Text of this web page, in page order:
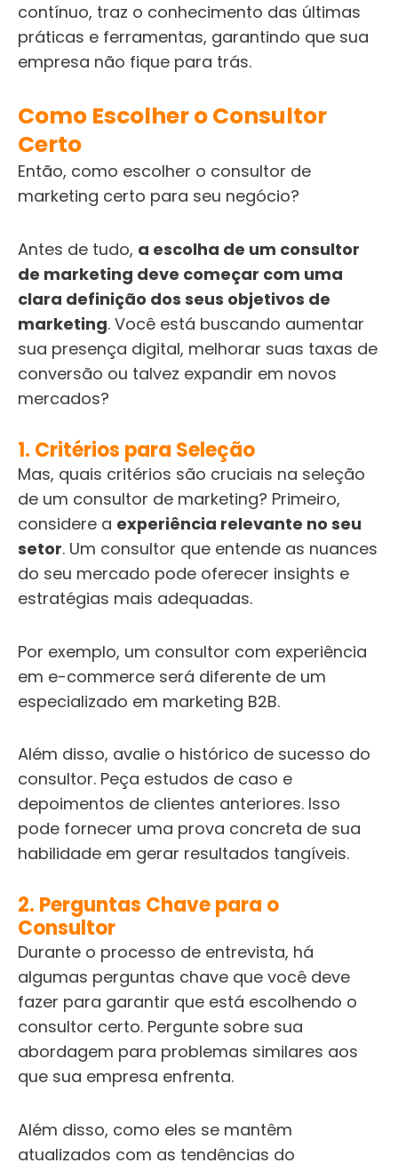
contínuo, traz o conhecimento das últimas
práticas e ferramentas, garantindo que sua
empresa não fique para trás.
Como Escolher o Consultor
Certo
Então, como escolher o consultor de
marketing certo para seu negócio?
Antes de tudo, a escolha de um consultor
de marketing deve começar com uma
clara definição dos seus objetivos de
marketing. Você está buscando aumentar
sua presença digital, melhorar suas taxas de
conversão ou talvez expandir em novos
mercados?
1. Critérios para Seleção
Mas, quais critérios são cruciais na seleção
de um consultor de marketing? Primeiro,
considere a experiência relevante no seu
setor. Um consultor que entende as nuances
do seu mercado pode oferecer insights e
estratégias mais adequadas.
Por exemplo, um consultor com experiência
em e-commerce será diferente de um
especializado em marketing B2B.
Além disso, avalie o histórico de sucesso do
consultor. Peça estudos de caso e
depoimentos de clientes anteriores. Isso
pode fornecer uma prova concreta de sua
habilidade em gerar resultados tangíveis.
2. Perguntas Chave para o
Consultor
Durante o processo de entrevista, há
algumas perguntas chave que você deve
fazer para garantir que está escolhendo o
consultor certo. Pergunte sobre sua
abordagem para problemas similares aos
que sua empresa enfrenta.
Além disso, como eles se mantêm
atualizados com as tendências do